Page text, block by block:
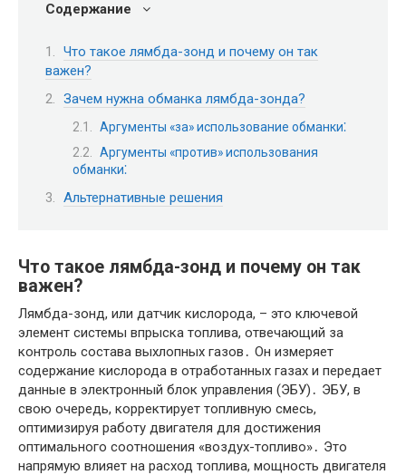
Содержание
Что такое лямбда-зонд и почему он так
важен?
Зачем нужна обманка лямбда-зонда?
Аргументы «за» использование обманки⁚
Аргументы «против» использования
обманки⁚
Альтернативные решения
Что такое лямбда-зонд и почему он так
важен?
Лямбда-зонд, или датчик кислорода, – это ключевой
элемент системы впрыска топлива, отвечающий за
контроль состава выхлопных газов․ Он измеряет
содержание кислорода в отработанных газах и передает
данные в электронный блок управления (ЭБУ)․ ЭБУ, в
свою очередь, корректирует топливную смесь,
оптимизируя работу двигателя для достижения
оптимального соотношения «воздух-топливо»․ Это
напрямую влияет на расход топлива, мощность двигателя